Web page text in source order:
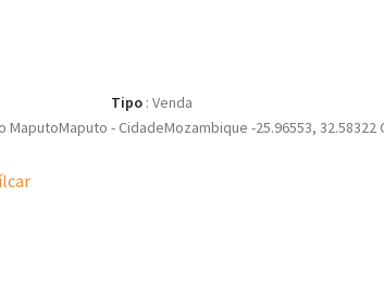
Tipo : Venda
MaputoMaputo - CidadeMozambique -25.96553,